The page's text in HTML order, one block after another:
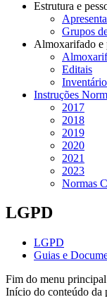
Estrutura e
Grupos
Almoxarifado e
Editais
Instruções
2017
2018
2019
2020
2021
2023
Normas
LGPD
LGPD
Guias e
Fim do menu principal
Início do conteúdo da